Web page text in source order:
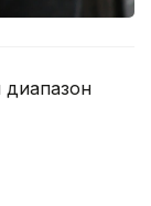
диапазон